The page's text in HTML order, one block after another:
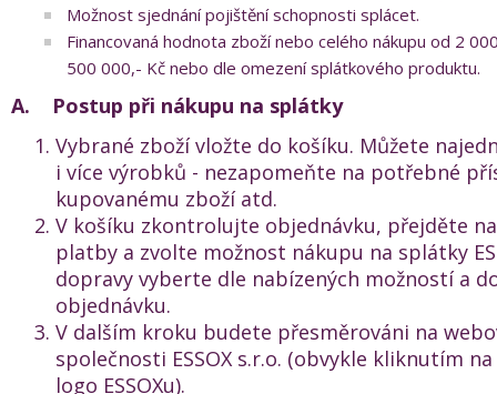
Možnost sjednání pojištění schopnosti splácet.
Financovaná hodnota zboží nebo celého nákupu od 2
500 000,- Kč nebo dle omezení splátkového produktu.
A. Postup při nákupu na splátky
Vybrané zboží vložte do košíku. Můžete
i více výrobků - nezapomeňte na potřebné
kupovanému zboží atd.
V košíku zkontrolujte objednávku, přejděte
platby a zvolte možnost nákupu na splátky
dopravy vyberte dle nabízených možností a
objednávku.
V dalším kroku budete přesměrováni na
společnosti ESSOX s.r.o. (obvykle kliknutím
logo ESSOXu).